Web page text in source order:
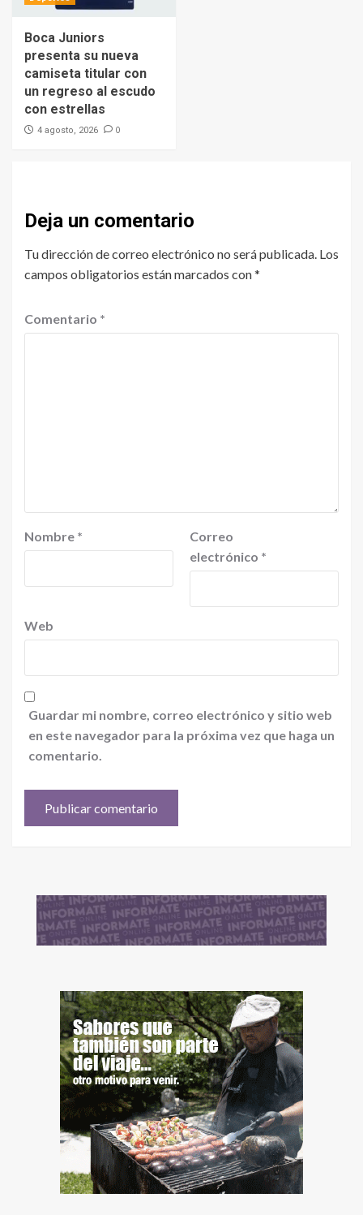
Boca Juniors
presenta su nueva
camiseta titular con
un regreso al escudo
con estrellas
4 agosto, 2026 0
Deja un comentario
Tu dirección de correo electrónico no será publicada. Los
campos obligatorios están marcados con*
Comentario *
Nombre *
Correo
electrónico *
Web
Guardar mi nombre, correo electrónico y sitio web
en este navegador para la próxima vez que haga un
comentario.